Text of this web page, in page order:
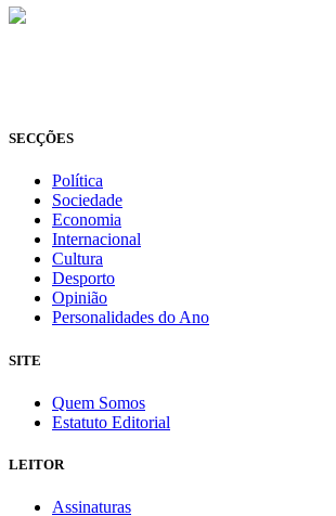
SECÇÕES
Política
Sociedade
Economia
Internacional
Cultura
Desporto
Opinião
Personalidades do Ano
SITE
Quem Somos
Estatuto Editorial
LEITOR
Assinaturas